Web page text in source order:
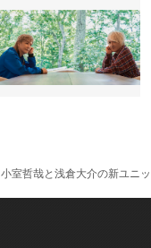
小室哲哉と浅倉大介の新ユニ